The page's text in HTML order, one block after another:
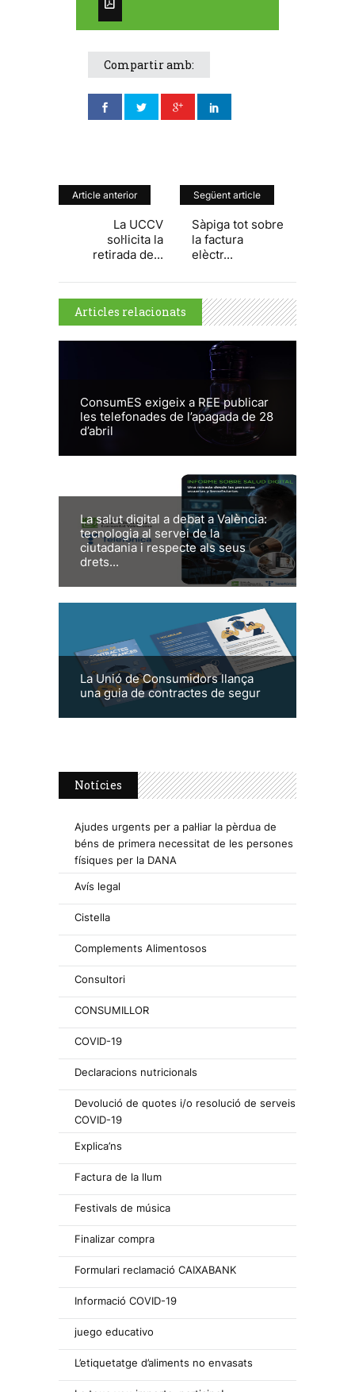
Compartir amb:
Article anterior
La UCCV
sol·licita la
retirada de...
Següent article
Sàpiga tot sobre
la factura
elèctr...
Articles relacionats
ConsumES exigeix a REE publicar
les telefonades de l’apagada de 28
d’abril
La salut digital a debat a València:
tecnologia al servei de la
ciutadania i respecte als seus
drets...
La Unió de Consumidors llança
una guia de contractes de segur
Notícies
Ajudes urgents per a pal·liar la pèrdua de
béns de primera necessitat de les persones
físiques per la DANA
Avís legal
Cistella
Complements Alimentosos
Consultori
CONSUMILLOR
COVID-19
Declaracions nutricionals
Devolució de quotes i/o resolució de serveis
COVID-19
Explica’ns
Factura de la llum
Festivals de música
Finalizar compra
Formulari reclamació CAIXABANK
Informació COVID-19
juego educativo
L’etiquetatge d’aliments no envasats